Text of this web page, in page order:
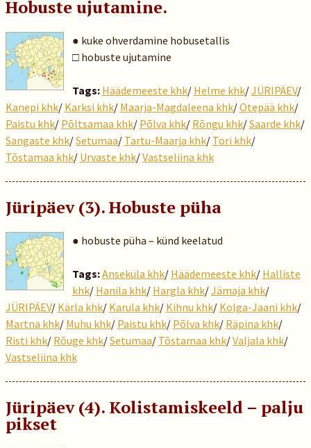
Hobuste ujutamine.
● kuke ohverdamine hobusetallis
□ hobuste ujutamine
Tags: Häädemeeste khk/ Helme khk/JÜRIPÄEV/
Kanepi khk/ Karksi khk/ Maarja-Magdaleena khk/Otepää khk/
Paistu khk/ Põltsamaa khk/ Põlva khk/ Rõngu khk/Saarde khk/
Sangaste khk/Setumaa/ Tartu-Maarja khk/ Tori khk/
Tõstamaa khk/ Urvaste khk/Vastseliina khk
Jüripäev (3). Hobuste püha
● hobuste püha – künd keelatud
Tags:Anseküla khk/ Häädemeeste khk/ Halliste
khk/ Hanila khk/ Hargla khk/Jämaja khk/
JÜRIPÄEV/ Kärla khk/ Karula khk/ Kihnu khk/ Kolga-Jaani khk/
Martna khk/ Muhu khk/ Paistu khk/ Põlva khk/ Räpina khk/
Risti khk/ Rõuge khk/Setumaa/ Tõstamaa khk/Valjala khk/
Vastseliina khk
Jüripäev (4). Kolistamiskeeld – palju
pikset